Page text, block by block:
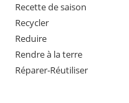
Recette de saison
Recycler
Reduire
Rendre à la terre
Réparer-Réutiliser